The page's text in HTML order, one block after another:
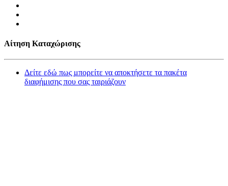
Αίτηση Καταχώρισης
Δείτε εδώ πως μπορείτε να αποκτήσετε τα πακέτα
διαφήμισης που σας ταιριάζουν